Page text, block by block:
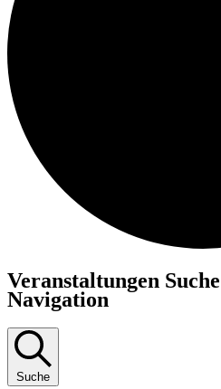
Veranstaltungen
Veranstaltungen
Navigation
Suche